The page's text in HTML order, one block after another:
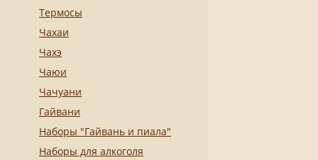
Термосы
Чахаи
Чахэ
Чаюи
Чачуани
Гайвани
Наборы "Гайвань и пиала"
Наборы для алкоголя